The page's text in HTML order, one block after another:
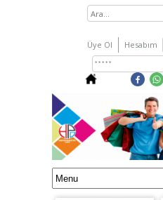
Üye Ol Hesabım